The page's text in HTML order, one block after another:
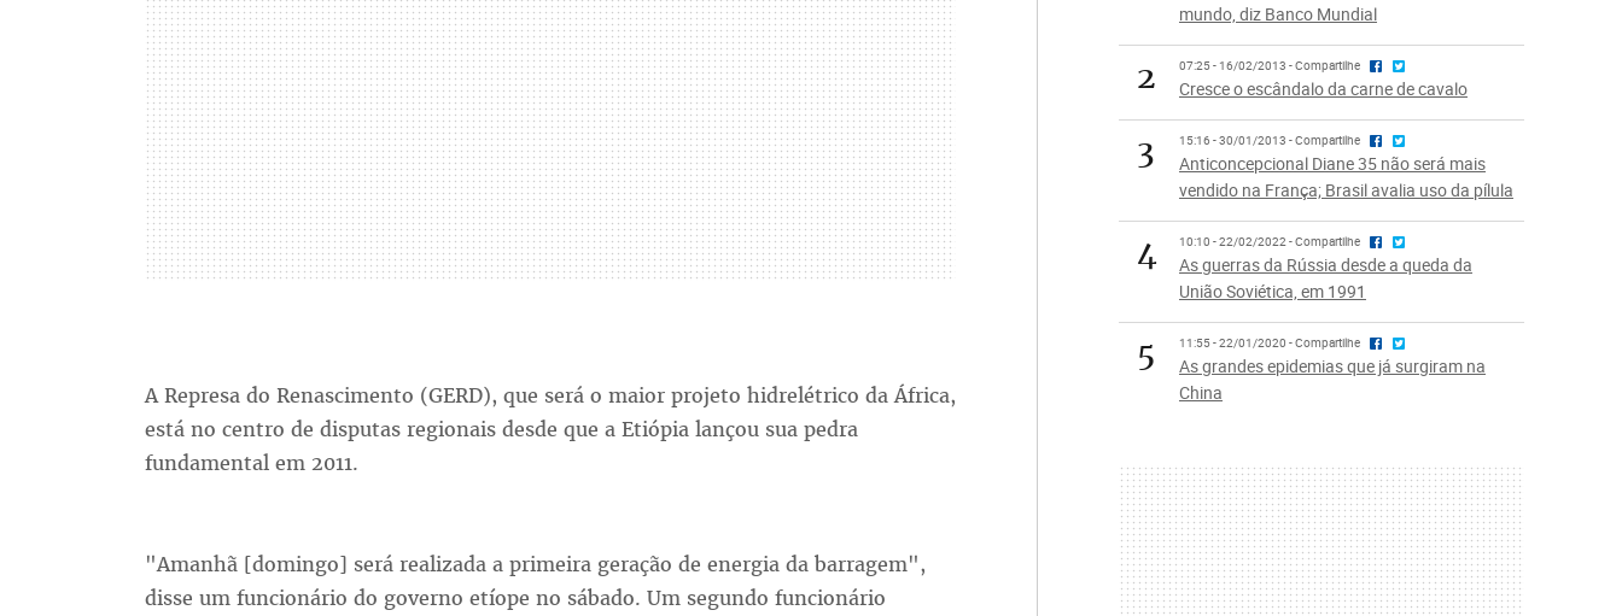
A Represa do Renascimento (GERD), que será o maior projeto hidrelétrico da África,
está no centro de disputas regionais desde que a Etiópia lançou sua pedra
fundamental em 2011.
"Amanhã [domingo] será realizada a primeira geração de energia da barragem",
disse um funcionário do governo etíope no sábado. Um segundo funcionário
mundo, diz Banco Mundial
2 07:25 - 16/02/2013 - Compartilhe
Cresce o escândalo da carne de cavalo
3 15:16 - 30/01/2013 - Compartilhe
Anticoncepcional Diane 35 não será mais
vendido na França; Brasil avalia uso da pílula
4 10:10 - 22/02/2022 - Compartilhe
As guerras da Rússia desde a queda da
União Soviética, em 1991
5 11:55 - 22/01/2020 - Compartilhe
As grandes epidemias que já surgiram na
China